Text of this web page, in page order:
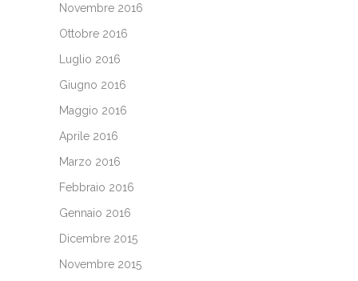
Novembre 2016
Ottobre 2016
Luglio 2016
Giugno 2016
Maggio 2016
Aprile 2016
Marzo 2016
Febbraio 2016
Gennaio 2016
Dicembre 2015
Novembre 2015